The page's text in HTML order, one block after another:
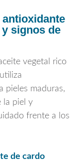
signos de
vegetal rico
pieles maduras,
la piel y
frente a los
de cardo